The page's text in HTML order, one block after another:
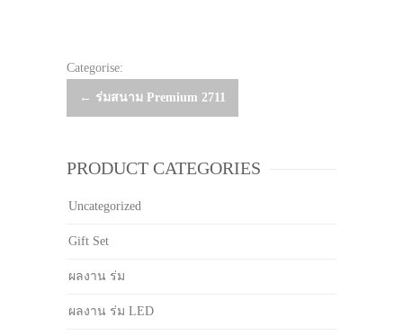
Categorise:
Post
← ร่มสนาม Premium 2711
PRODUCT CATEGORIES
Uncategorized
Gift Set
ผลงาน ร่ม
ผลงาน ร่ม LED